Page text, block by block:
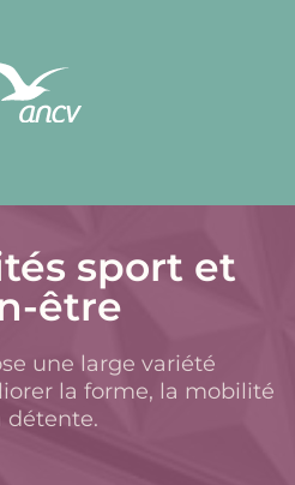
sport et
être
une large variété
la forme, la mobilité
détente.